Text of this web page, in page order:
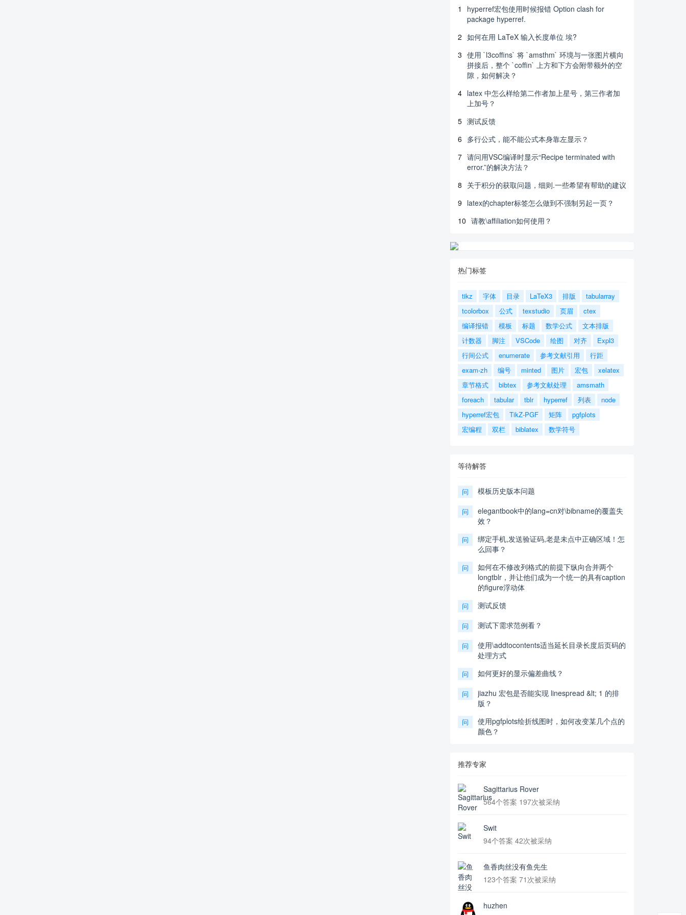
1
hyperref宏包使用时候报错 Option clash for
package hyperref.
2 如何在用 LaTeX 输入长度单位 埃?
3 使用 `l3coffins` 将 `amsthm` 环境与一张图片横向
拼接后，整个 `coffin` 上方和下方会附带额外的空
隙，如何解决？
4 latex 中怎么样给第二作者加上星号，第三作者加
上加号？
5 测试反馈
6 多行公式，能不能公式本身靠左显示？
7 请问用VSC编译时显示“Recipe terminated with
error.”的解决方法？
8 关于积分的获取问题，细则.一些希望有帮助的建议
9 latex的chapter标签怎么做到不强制另起一页？
10 请教\affiliation如何使用？
热门标签
tikz 字体 目录 LaTeX3 排版
tabularray
tcolorbox
公式 texstudio 页眉
ctex
编译报错
模板 标题 数学公式
文本排版
计数器
脚注 VSCode 绘图 对齐
Expl3
行间公式
enumerate 参考文献引用
行距
exam-zh
编号 minted 图片 宏包
xelatex
章节格式
bibtex 参考文献处理
amsmath
foreach
tabular tblr hyperref 列表
node
hyperref宏包
TikZ-PGF 矩阵
pgfplots
宏编程
双栏 biblatex 数学符号
等待解答
问 模板历史版本问题
问
elegantbook中的lang=cn对\bibname的覆盖失
效？
问
绑定手机,发送验证码,老是未点中正确区域！怎
么回事？
问
如何在不修改列格式的前提下纵向合并两个
longtblr，并让他们成为一个统一的具有caption
的figure浮动体
问 测试反馈
问 测试下需求范例看？
问
使用\addtocontents适当延长目录长度后页码的
处理方式
问 如何更好的显示偏差曲线？
问
jiazhu 宏包是否能实现 linespread &lt; 1 的排
版？
问
使用pgfplots绘折线图时，如何改变某几个点的
颜色？
推荐专家
Sagittarius Rover
564个答案 197次被采纳
Swit
94个答案 42次被采纳
鱼香肉丝没有鱼先生
123个答案 71次被采纳
huzhen